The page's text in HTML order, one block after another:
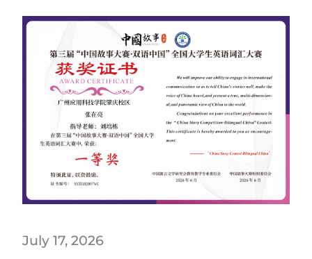
July 17, 2026